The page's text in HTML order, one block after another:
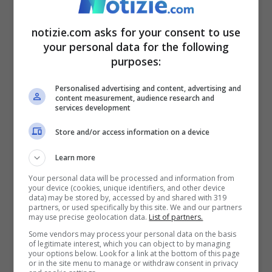
lungimirante di cui abbiamo urgente
ha dichiarato Amy Pope,
direttrice generale dell’Oim– Quando i
Paesi ampliano i canali di migrazione
regolare, non solo rispondono alla carenza
di manodopera, ma
persone dal cadere nelle trappole dello
sfruttamento e delle rotte irregolari”.
Secondo l’Organizzazione internazionale
con l’introduzione di quote pluriennali e la
notizie.com asks for your consent to use
your personal data for the following
purposes:
Personalised advertising and content, advertising and
content measurement, audience research and
services development
Store and/or access information on a device
Learn more
Your personal data will be processed and information from
your device (cookies, unique identifiers, and other device
data) may be stored by, accessed by and shared with 319
partners, or used specifically by this site. We and our partners
may use precise geolocation data. List of partners.
Some vendors may process your personal data on the basis
of legitimate interest, which you can object to by managing
your options below. Look for a link at the bottom of this page
or in the site menu to manage or withdraw consent in privacy